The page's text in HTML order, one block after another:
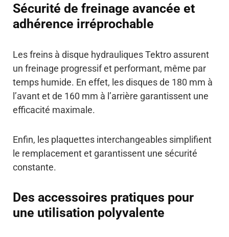
Sécurité de freinage avancée et
adhérence irréprochable
Les freins à disque hydrauliques Tektro assurent
un freinage progressif et performant, même par
temps humide. En effet, les disques de 180 mm à
l’avant et de 160 mm à l’arrière garantissent une
efficacité maximale.
Enfin, les plaquettes interchangeables simplifient
le remplacement et garantissent une sécurité
constante.
Des accessoires pratiques pour
une utilisation polyvalente